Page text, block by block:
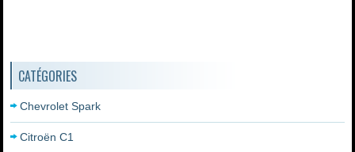
CATÉGORIES
Chevrolet Spark
Citroën C1